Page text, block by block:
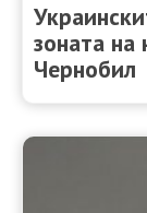
зоната на
Чернобил